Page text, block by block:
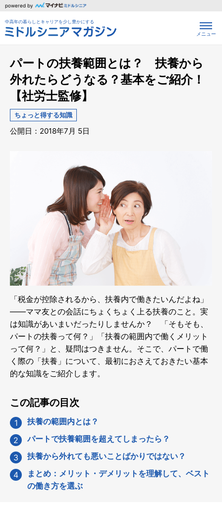
powered by
中高年の暮らしとキャリアを少し豊かにする
メニュー
パートの扶養範囲とは？ 扶養から
外れたらどうなる？基本をご紹介！
【社労士監修】
ちょっと得する知識
公開日：2018年7月 5日
「税金が控除されるから、扶養内で働きたいんだよね」
――ママ友との会話にちょくちょく上る扶養のこと。実
は知識があいまいだったりしませんか？ 「そもそも、
パートの扶養って何？」「扶養の範囲内で働くメリット
って何？」と、疑問はつきません。そこで、パートで働
く際の「扶養」について、最初におさえておきたい基本
的な知識をご紹介します。
この記事の目次
扶養の範囲内とは？
パートで扶養範囲を超えてしまったら？
扶養から外れても悪いことばかりではない？
まとめ：メリット・デメリットを理解して、ベスト
の働き方を選ぶ